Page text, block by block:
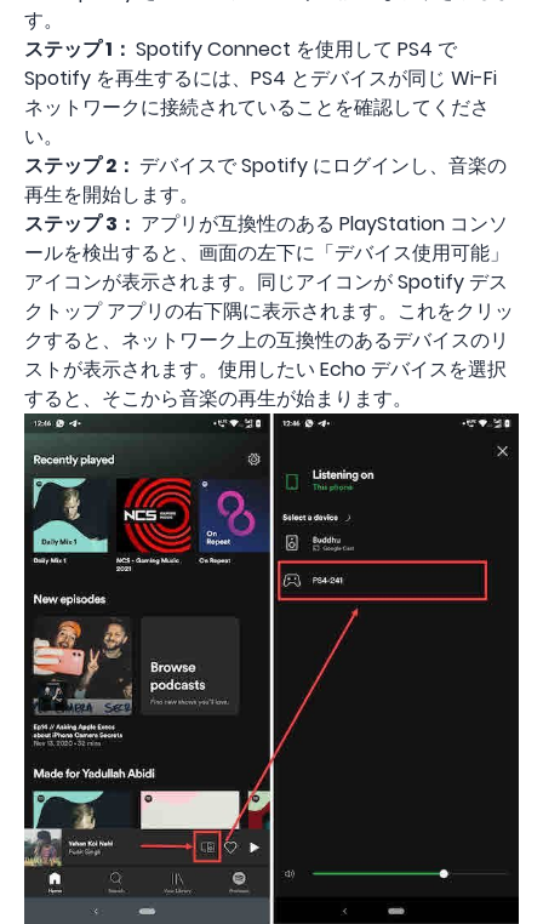
す。
ステップ 1： Spotify Connect を使用して PS4 で
Spotify を再生するには、PS4 とデバイスが同じ Wi-Fi
ネットワークに接続されていることを確認してくださ
い。
ステップ 2： デバイスで Spotify にログインし、音楽の
再生を開始します。
ステップ 3： アプリが互換性のある PlayStation コンソ
ールを検出すると、画面の左下に「デバイス使用可能」
アイコンが表示されます。同じアイコンが Spotify デス
クトップ アプリの右下隅に表示されます。これをクリッ
クすると、ネットワーク上の互換性のあるデバイスのリ
ストが表示されます。使用したい Echo デバイスを選択
すると、そこから音楽の再生が始まります。